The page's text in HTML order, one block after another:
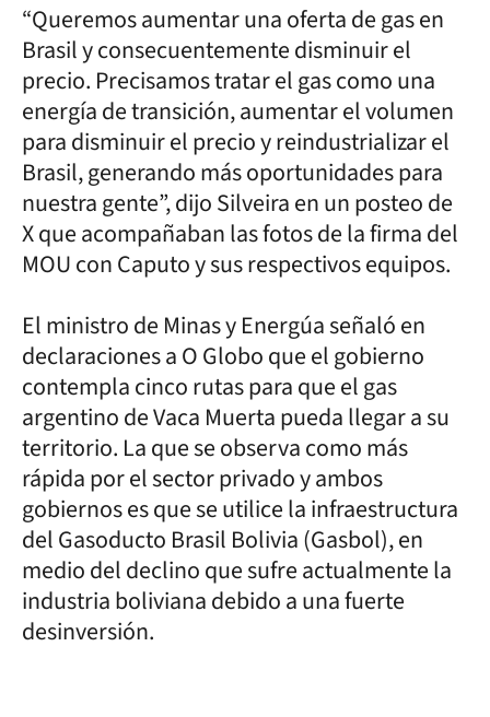
“Queremos aumentar una oferta de gas en
Brasil y consecuentemente disminuir el
precio. Precisamos tratar el gas como una
energía de transición, aumentar el volumen
para disminuir el precio y reindustrializar el
Brasil, generando más oportunidades para
nuestra gente”, dijo Silveira en un posteo de
X que acompañaban las fotos de la firma del
MOU con Caputo y sus respectivos equipos.
El ministro de Minas y Energúa señaló en
declaraciones a O Globo que el gobierno
contempla cinco rutas para que el gas
argentino de Vaca Muerta pueda llegar a su
territorio. La que se observa como más
rápida por el sector privado y ambos
gobiernos es que se utilice la infraestructura
del Gasoducto Brasil Bolivia (Gasbol), en
medio del declino que sufre actualmente la
industria boliviana debido a una fuerte
desinversión.